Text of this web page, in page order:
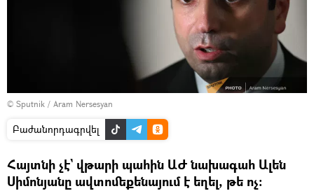
© Sputnik / Aram Nersesyan
Բաժանորդագրվել
Հայտնի չէ` վթարի պահին ԱԺ նախագահ Ալեն
Սիմոնյանը ավտոմեքենայում է եղել, թե ոչ։